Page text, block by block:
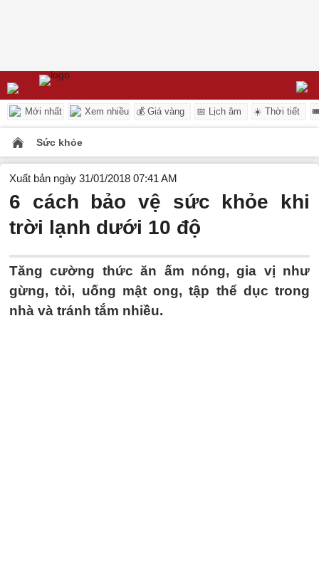
Mới nhất Xem nhiều 💰 Giá vàng 📅 Lịch âm ☀️ Thời tiết
Sức khỏe
Xuất bản ngày 31/01/2018 07:41 AM
6 cách bảo vệ sức khỏe khi
trời lạnh dưới 10 độ
Tăng cường thức ăn ấm nóng, gia vị như
gừng, tỏi, uống mật ong, tập thể dục trong
nhà và tránh tắm nhiều.